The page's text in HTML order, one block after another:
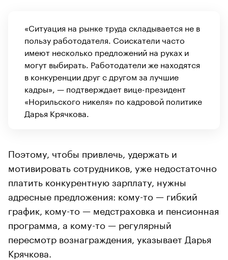
«Ситуация на рынке труда складывается не в
пользу работодателя. Соискатели часто
имеют несколько предложений на руках и
могут выбирать. Работодатели же находятся
в конкуренции друг с другом за лучшие
кадры», — подтверждает вице-президент
«Норильского никеля» по кадровой политике
Дарья Крячкова.
Поэтому, чтобы привлечь, удержать и
мотивировать сотрудников, уже недостаточно
платить конкурентную зарплату, нужны
адресные предложения: кому-то — гибкий
график, кому-то — медстраховка и пенсионная
программа, а кому-то — регулярный
пересмотр вознаграждения, указывает Дарья
Крячкова.